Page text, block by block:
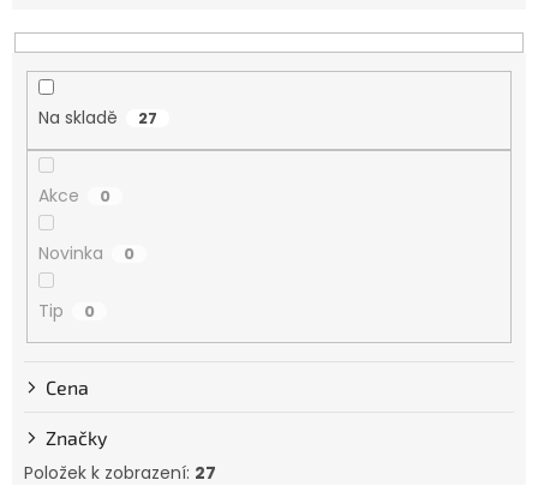
n
Na skladě 27
Akce 0
Novinka 0
Tip 0
Cena
Značky
Položek k zobrazení: 27